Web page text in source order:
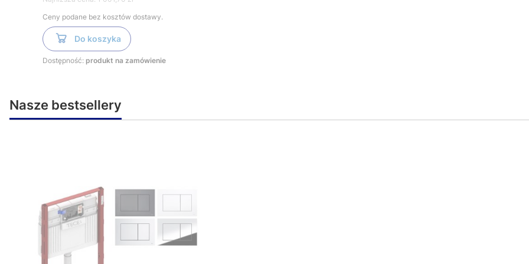
Ceny podane bez kosztów dostawy.
Do koszyka
Dostępność: produkt na zamówienie
Nasze bestsellery